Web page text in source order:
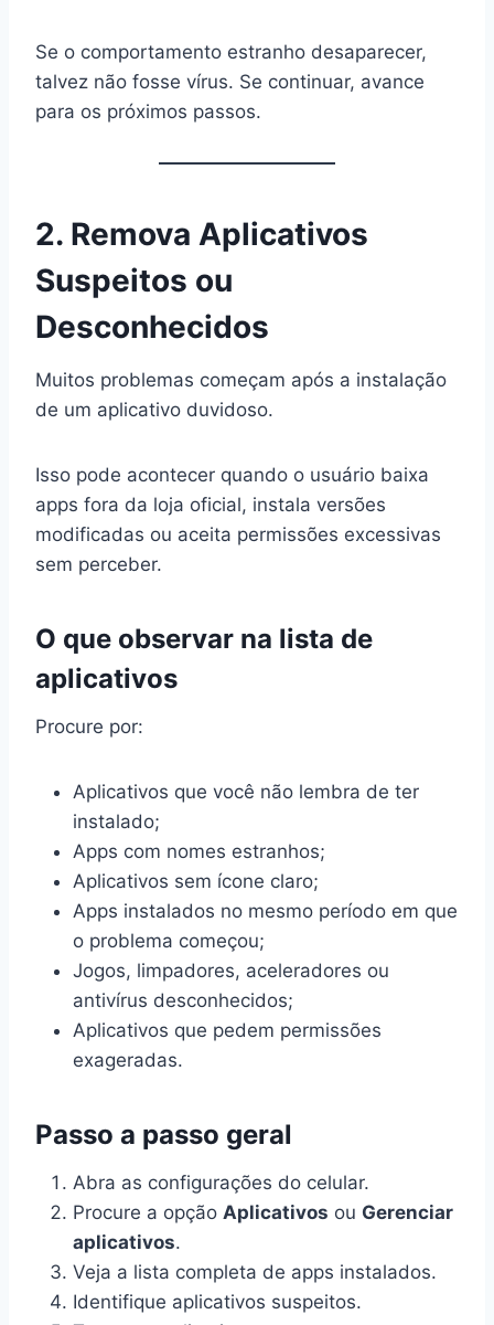
Se o comportamento estranho desaparecer,
talvez não fosse vírus. Se continuar, avance
para os próximos passos.
2. Remova Aplicativos
Suspeitos ou
Desconhecidos
Muitos problemas começam após a instalação
de um aplicativo duvidoso.
Isso pode acontecer quando o usuário baixa
apps fora da loja oficial, instala versões
modificadas ou aceita permissões excessivas
sem perceber.
O que observar na lista de
aplicativos
Procure por:
Aplicativos que você não lembra de ter
instalado;
Apps com nomes estranhos;
Aplicativos sem ícone claro;
Apps instalados no mesmo período em que
o problema começou;
Jogos, limpadores, aceleradores ou
antivírus desconhecidos;
Aplicativos que pedem permissões
exageradas.
Passo a passo geral
Abra as configurações do celular.
Procure a opção Aplicativos ou Gerenciar
aplicativos.
Veja a lista completa de apps instalados.
Identifique aplicativos suspeitos.